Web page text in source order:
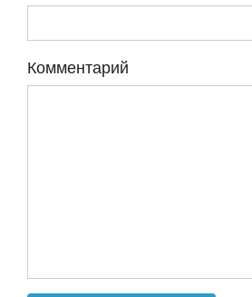
Комментарий